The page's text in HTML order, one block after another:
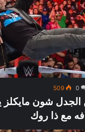
0
509
شون مايكلز
مع ذا روك